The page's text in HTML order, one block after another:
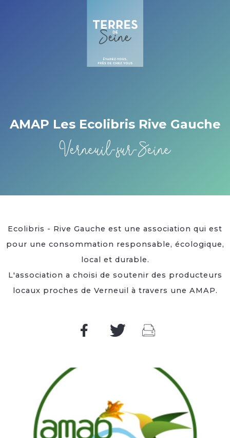
AMAP Les Ecolibris Rive Gauche
Verneuil-sur-Seine
Ecolibris - Rive Gauche est une association qui est
pour une consommation responsable, écologique,
local et durable.
L'association a choisi de soutenir des producteurs
locaux proches de Verneuil à travers une AMAP.